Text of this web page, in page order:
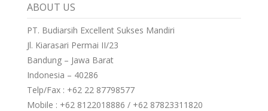
ABOUT US
PT. Budiarsih Excellent Sukses Mandiri
Jl. Kiarasari Permai II/23
Bandung – Jawa Barat
Indonesia – 40286
Telp/Fax : +62 22 87798577
Mobile : +62 8122018886 / +62 87823311820